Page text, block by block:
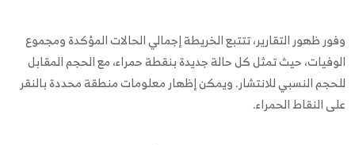
وفور ظهور التقارير، تتتبع الخريطة إجمالي الحالات المؤكدة ومجموع
الوفيات، حيث تمثل كل حالة جديدة بنقطة حمراء، مع الحجم المقابل
للحجم النسبي للانتشار. ويمكن إظهار معلومات منطقة محددة بالنقر
على النقاط الحمراء.